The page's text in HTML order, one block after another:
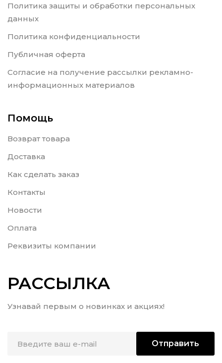
Политика защиты и обработки персональных
данных
Политика конфиденциальности
Публичная оферта
Согласие на получение рассылки рекламно-
информационных материалов
Помощь
Возврат товара
Доставка
Как сделать заказ
Контакты
Новости
Оплата
Реквизиты компании
РАССЫЛКА
Узнавай первым о новинках и акциях!
Отправить